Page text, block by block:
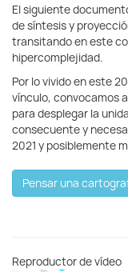
El siguiente
de síntesis y
transitando en este
hipercomplejidad.
Por lo vivido en este
vínculo, convocamos
para desplegar la
consecuente y
2021 y posiblemente
Reproductor de vídeo